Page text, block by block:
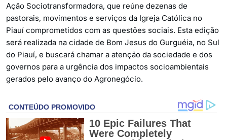
Ação Sociotransformadora, que reúne dezenas de
pastorais, movimentos e serviços da Igreja Católica no
Piauí comprometidos com as questões sociais. Esta edição
será realizada na cidade de Bom Jesus do Gurguéia, no Sul
do Piauí, e buscará chamar a atenção da sociedade e dos
governos para a urgência dos impactos socioambientais
gerados pelo avanço do Agronegócio.